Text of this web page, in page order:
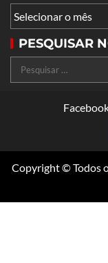
PESQUISAR
Copyright © Todos